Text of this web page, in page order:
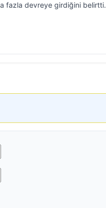
fazla devreye girdiğini belirtti.